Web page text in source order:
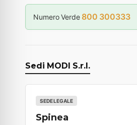
Numero Verde 800 300333
Sedi MODI S.r.l.
SEDE LEGALE
Spinea